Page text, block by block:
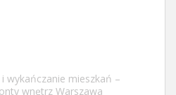
wykańczanie mieszkań –
wnętrz Warszawa